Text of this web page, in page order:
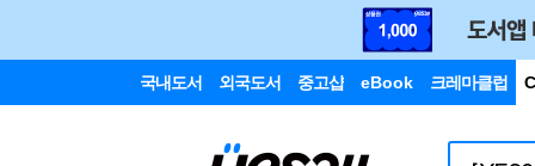
국내도서 외국도서 중고샵 eBook 크레마클럽